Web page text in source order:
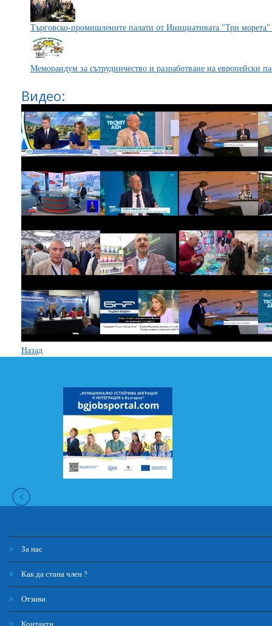
Търговско-промишлените палати от Инициативата "Три
Меморандум за сътрудничество и разработване на европейски
Видео:
Назад
За нас
Как да стана член ?
Отзиви
Контакти